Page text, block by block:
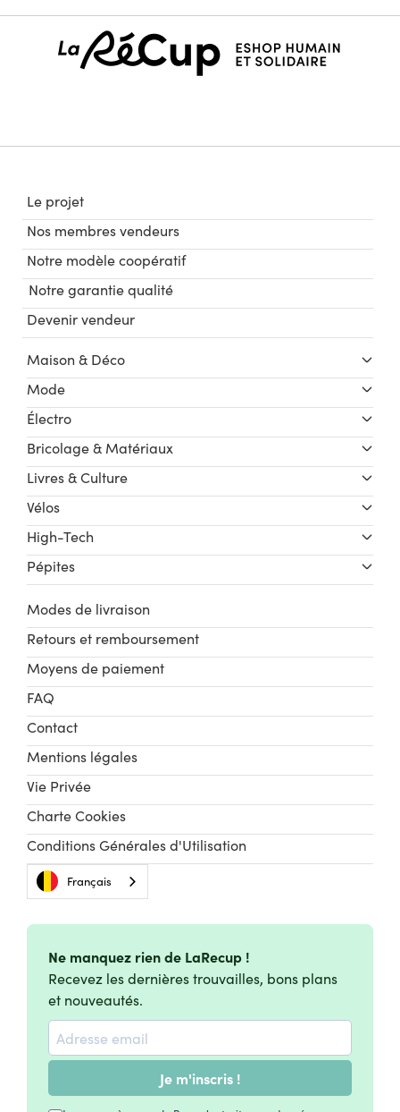
Le projet
Nos membres vendeurs
Notre modèle coopératif
Notre garantie qualité
Devenir vendeur
Maison & Déco
Mode
Électro
Bricolage & Matériaux
Livres & Culture
Vélos
High-Tech
Pépites
Modes de livraison
Retours et remboursement
Moyens de paiement
FAQ
Contact
Mentions légales
Vie Privée
Charte Cookies
Conditions Générales d'Utilisation
Français
Ne manquez rien de LaRecup !
Recevez les dernières trouvailles, bons plans
et nouveautés.
Je m'inscris !